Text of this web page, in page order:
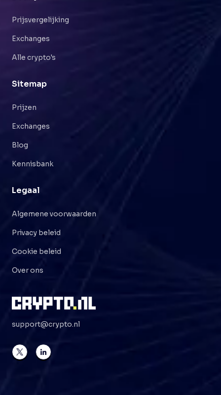
Prijsvergelijking
Exchanges
Alle crypto's
Sitemap
Prijzen
Exchanges
Blog
Kennisbank
Legaal
Algemene voorwaarden
Privacy beleid
Cookie beleid
Over ons
support@crypto.nl